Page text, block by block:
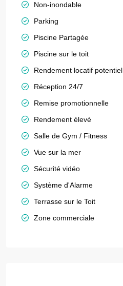
Non-inondable
Parking
Piscine Partagée
Piscine sur le toit
Rendement locatif potentiel
Réception 24/7
Remise promotionnelle
Rendement élevé
Salle de Gym / Fitness
Vue sur la mer
Sécurité vidéo
Système d'Alarme
Terrasse sur le Toit
Zone commerciale